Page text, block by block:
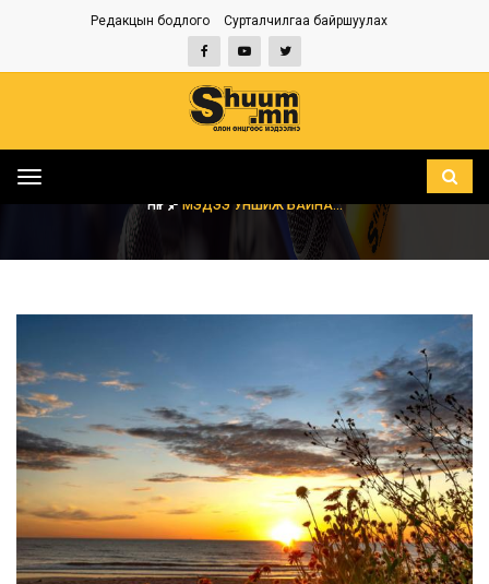
Редакцын бодлого Сурталчилгаа байршуулах
Toggle
НҮҮР МЭДЭЭ УНШИЖ БАЙНА...